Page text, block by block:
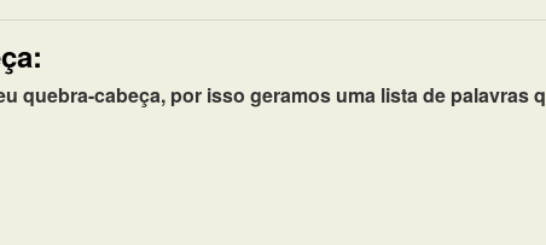
quebra-cabeça, por isso geramos uma lista de palavras